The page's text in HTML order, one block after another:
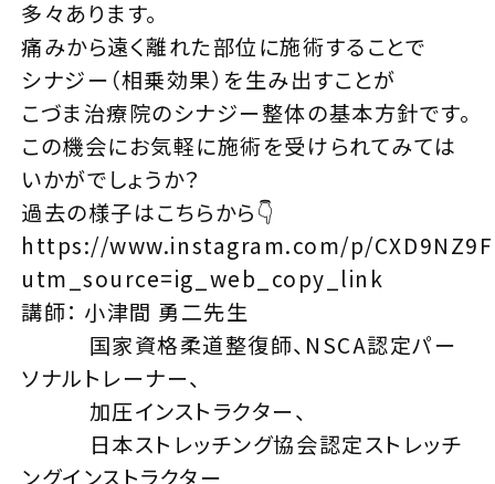
多々あります。
痛みから遠く離れた部位に施術することで
シナジー（相乗効果）を生み出すことが
こづま治療院のシナジー整体の基本方針です。
この機会にお気軽に施術を受けられてみては
いかがでしょうか？
過去の様子はこちらから👇
https://www.instagram.com/p/
utm_source=ig_web_copy_link
講師： 小津間 勇二先生
国家資格柔道整復師、NSCA認定パー
ソナルトレーナー、
加圧インストラクター、
日本ストレッチング協会認定ストレッチ